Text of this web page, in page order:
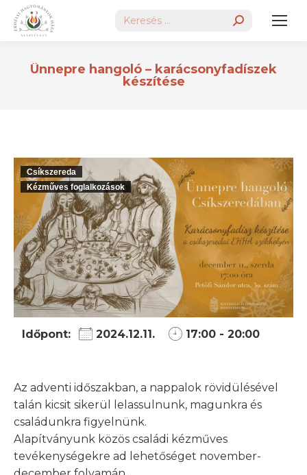
Search:
Ünnepre hangoló – karácsonyfadíszek
készítése
Csíkszereda
Kézműves foglalkozások
Időpont: 2024.12.11. 17:00 - 20:00
Az adventi időszakban, a nappalok rövidülésével
talán kicsit sikerül lelassulnunk, magunkra és
családunkra figyelnünk.
Alapítványunk közös családi kézműves
tevékenységekre ad lehetőséget november-